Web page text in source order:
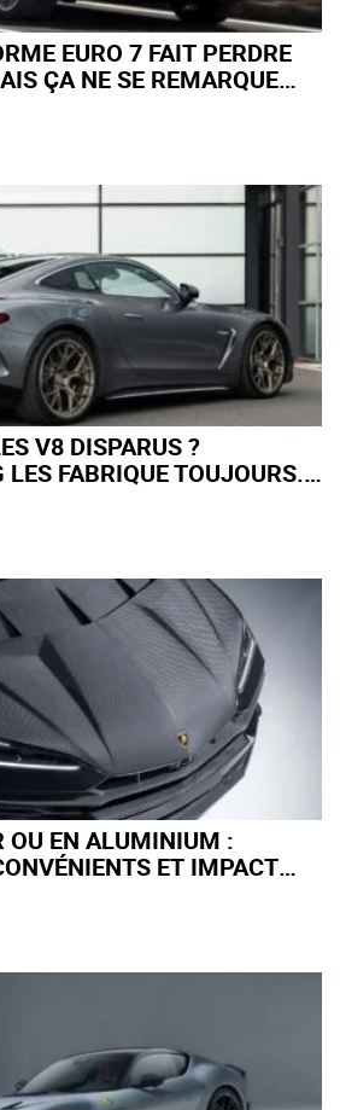
EURO 7 FAIT PERDRE
ÇA NE SE REMARQUE
V8 DISPARUS ?
FABRIQUE TOUJOURS...
OU EN ALUMINIUM :
ET IMPACT